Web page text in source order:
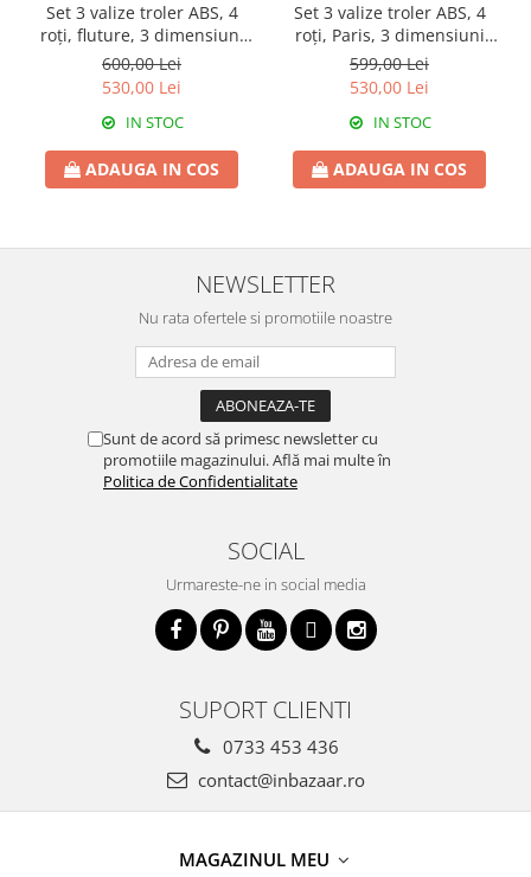
Set 3 valize troler ABS, 4
roți, fluture, 3 dimensiuni
S+M+L
600,00 Lei
530,00 Lei
IN STOC
ADAUGA IN COS
Set 3 valize troler ABS, 4
roți, Paris, 3 dimensiuni
S+M+L
599,00 Lei
530,00 Lei
IN STOC
ADAUGA IN COS
NEWSLETTER
Nu rata ofertele si promotiile noastre
Sunt de acord să primesc newsletter cu
promotiile magazinului. Află mai multe în
Politica de Confidentialitate
SOCIAL
Urmareste-ne in social media
SUPORT CLIENTI
0733 453 436
contact@inbazaar.ro
MAGAZINUL MEU